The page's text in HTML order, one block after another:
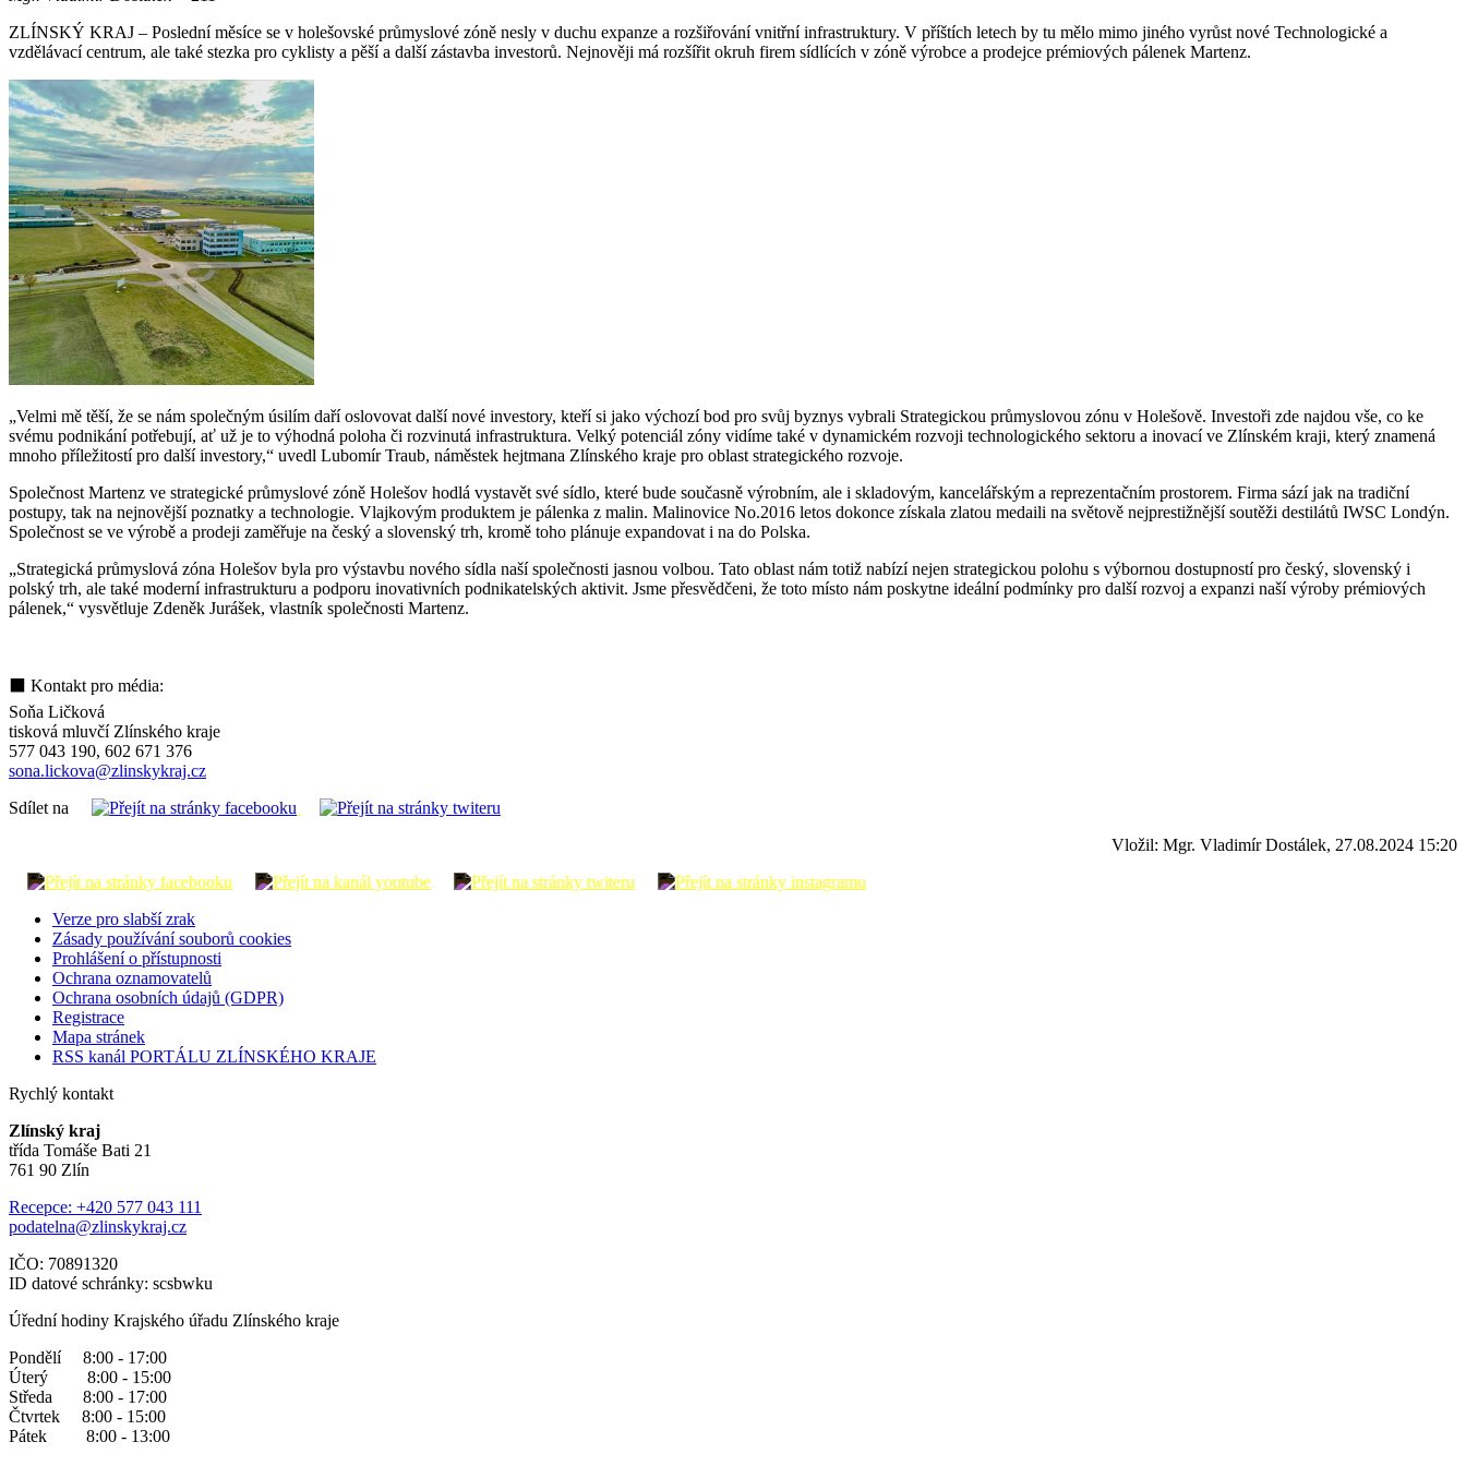
ZLÍNSKÝ KRAJ – Poslední měsíce se v holešovské průmyslové zóně nesly v duchu expanze a rozšiřování vnitřní infrastruktury. V příštích letech by tu mělo mimo jiného vyrůst nové Technologické a
vzdělávací centrum, ale také stezka pro cyklisty a pěší a další zástavba investorů. Nejnověji má rozšířit okruh firem sídlících v zóně výrobce a prodejce prémiových pálenek Martenz.
„Velmi mě těší, že se nám společným úsilím daří oslovovat další nové investory, kteří si jako výchozí bod pro svůj byznys vybrali Strategickou průmyslovou zónu v Holešově. Investoři zde najdou vše, co ke
svému podnikání potřebují, ať už je to výhodná poloha či rozvinutá infrastruktura. Velký potenciál zóny vidíme také v dynamickém rozvoji technologického sektoru a inovací ve Zlínském kraji, který znamená
mnoho příležitostí pro další investory,“ uvedl Lubomír Traub, náměstek hejtmana Zlínského kraje pro oblast strategického rozvoje.
Společnost Martenz ve strategické průmyslové zóně Holešov hodlá vystavět své sídlo, které bude současně výrobním, ale i skladovým, kancelářským a reprezentačním prostorem. Firma sází jak na tradiční
postupy, tak na nejnovější poznatky a technologie. Vlajkovým produktem je pálenka z malin. Malinovice No.2016 letos dokonce získala zlatou medaili na světově nejprestižnější soutěži destilátů IWSC Londýn.
Společnost se ve výrobě a prodeji zaměřuje na český a slovenský trh, kromě toho plánuje expandovat i na do Polska.
„Strategická průmyslová zóna Holešov byla pro výstavbu nového sídla naší společnosti jasnou volbou. Tato oblast nám totiž nabízí nejen strategickou polohu s výbornou dostupností pro český, slovenský i
polský trh, ale také moderní infrastrukturu a podporu inovativních podnikatelských aktivit. Jsme přesvědčeni, že toto místo nám poskytne ideální podmínky pro další rozvoj a expanzi naší výroby prémiových
pálenek,“ vysvětluje Zdeněk Jurášek, vlastník společnosti Martenz.
⬛ Kontakt pro média:
Soňa Ličková
tisková mluvčí Zlínského kraje
577 043 190, 602 671 376
sona.lickova@zlinskykraj.cz
Sdílet na
Vložil: Mgr. Vladimír Dostálek, 27.08.2024 15:20
Verze pro slabší zrak
Zásady používání souborů cookies
Prohlášení o přístupnosti
Ochrana oznamovatelů
Ochrana osobních údajů (GDPR)
Registrace
Mapa stránek
RSS kanál PORTÁLU ZLÍNSKÉHO KRAJE
Rychlý kontakt
Zlínský kraj
třída Tomáše Bati 21
761 90 Zlín
Recepce: +420 577 043 111
podatelna@zlinskykraj.cz
IČO: 70891320
ID datové schránky: scsbwku
Úřední hodiny Krajského úřadu Zlínského kraje
Pondělí 8:00 - 17:00
Úterý 8:00 - 15:00
Středa 8:00 - 17:00
Čtvrtek 8:00 - 15:00
Pátek 8:00 - 13:00